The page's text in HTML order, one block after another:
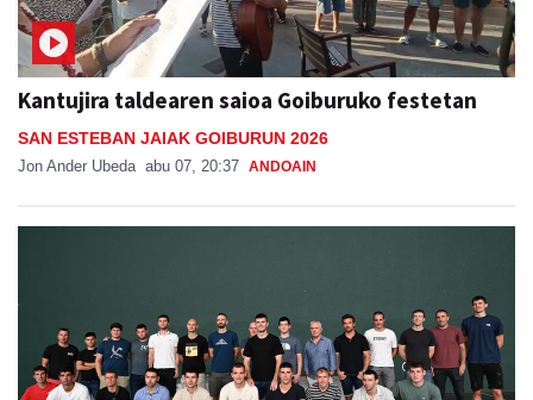
Kantujira taldearen saioa Goiburuko festetan
SAN ESTEBAN JAIAK GOIBURUN 2026
Jon Ander Ubeda abu 07, 20:37 ANDOAIN